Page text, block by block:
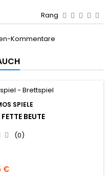
Rang
Kommentare
SPIELE
BEUTE
(0)
€